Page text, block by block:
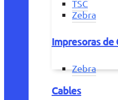
TSC
Zebra
Impresoras de
Zebra
Cables